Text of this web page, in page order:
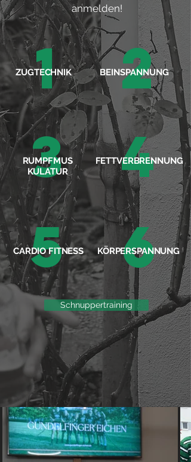
anmelden!
2
BEINSPANNUNG
1
ZUGTECHNIK
3
RUMPFMUS
KULATUR
4
FETTVERBRENNUNG
5
CARDIO FITNESS 6
KÖRPERSPANNUNG
Schnuppertraining